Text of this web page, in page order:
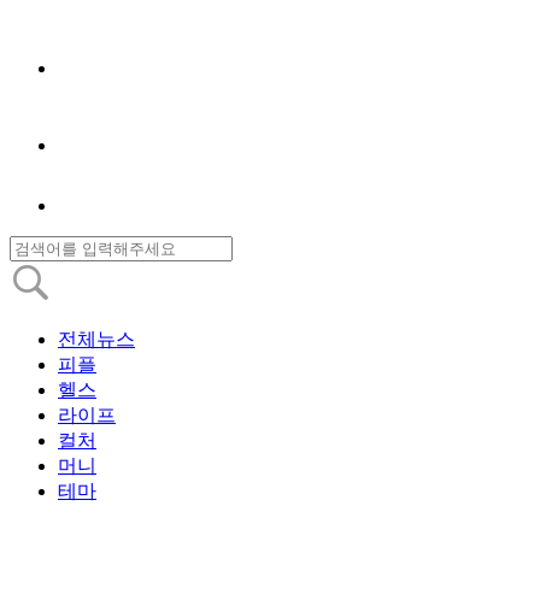
전체뉴스
피플
헬스
라이프
컬처
머니
테마